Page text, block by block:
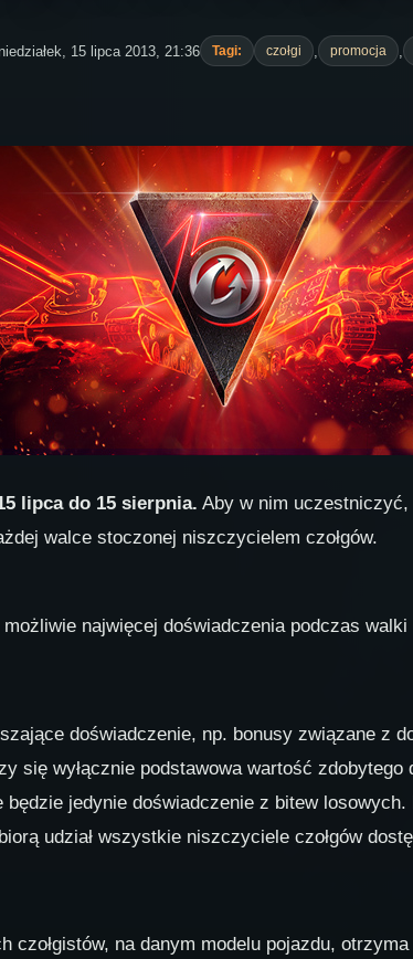
15 lipca 2013, 21:36 Tagi: czołgi , promocja ,
lipca do 15 sierpnia. Aby w nim
walce stoczonej niszczycielem czołgów.
najwięcej doświadczenia podczas
doświadczenie, np. bonusy związane z
się wyłącznie podstawowa wartość zdobytego
będzie jedynie doświadczenie z bitew
udział wszystkie niszczyciele czołgów
czołgistów, na danym modelu pojazdu, otrzyma